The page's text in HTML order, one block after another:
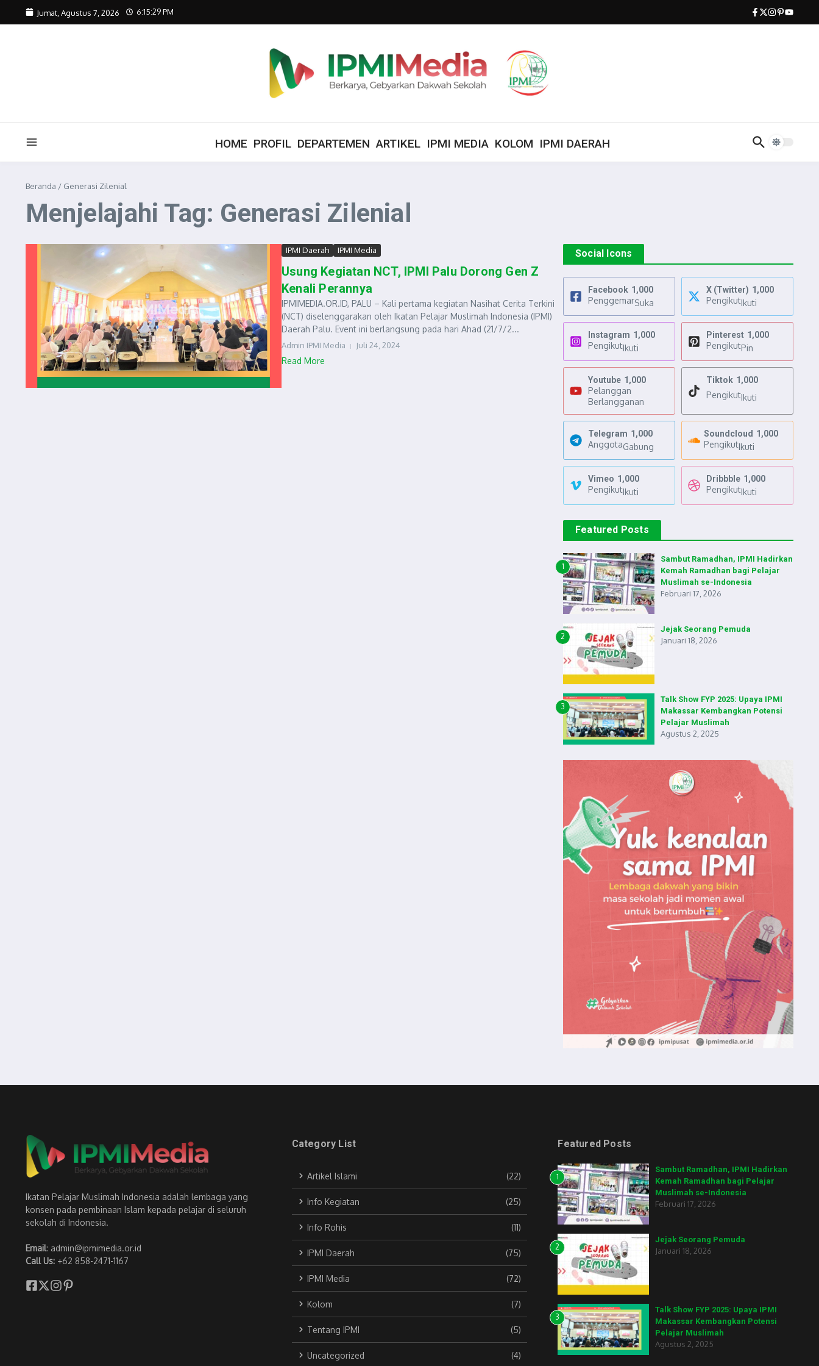
Lewati ke konten
Jumat, Agustus 7, 2026 6:15:29 PM
HOME PROFIL DEPARTEMEN ARTIKEL IPMI MEDIA KOLOM IPMI DAERAH
Beranda / Generasi Zilenial
Menjelajahi Tag: Generasi Zilenial
IPMI Daerah IPMI Media
Usung Kegiatan NCT, IPMI Palu Dorong Gen Z
Kenali Perannya
IPMIMEDIA.OR.ID, PALU – Kali pertama kegiatan Nasihat Cerita Terkini
(NCT) diselenggarakan oleh Ikatan Pelajar Muslimah Indonesia (IPMI)
Daerah Palu. Event ini berlangsung pada hari Ahad (21/7/2...
Admin IPMI Media Juli 24, 2024
Read More
Social Icons
Facebook 1,000
PenggemarSuka
X (Twitter) 1,000
PengikutIkuti
Instagram 1,000
PengikutIkuti
Pinterest 1,000
PengikutPin
Youtube 1,000
Pelanggan
Berlangganan
Tiktok 1,000
PengikutIkuti
Telegram 1,000
AnggotaGabung
Soundcloud 1,000
PengikutIkuti
Vimeo 1,000
PengikutIkuti
Dribbble 1,000
PengikutIkuti
Featured Posts
1
Sambut Ramadhan, IPMI Hadirkan
Kemah Ramadhan bagi Pelajar
Muslimah se-Indonesia
Februari 17, 2026
2
Jejak Seorang Pemuda
Januari 18, 2026
3
Talk Show FYP 2025: Upaya IPMI
Makassar Kembangkan Potensi
Pelajar Muslimah
Agustus 2, 2025
Ikatan Pelajar Muslimah Indonesia adalah lembaga yang
konsen pada pembinaan Islam kepada pelajar di seluruh
sekolah di Indonesia.
Email: admin@ipmimedia.or.id
Call Us: +62 858-2471-1167
Category List
Artikel Islami (22)
Info Kegiatan (25)
Info Rohis (11)
IPMI Daerah (75)
IPMI Media (72)
Kolom (7)
Tentang IPMI (5)
Uncategorized (4)
Featured Posts
1
Sambut Ramadhan, IPMI Hadirkan
Kemah Ramadhan bagi Pelajar
Muslimah se-Indonesia
Februari 17, 2026
2
Jejak Seorang Pemuda
Januari 18, 2026
3
Talk Show FYP 2025: Upaya IPMI
Makassar Kembangkan Potensi
Pelajar Muslimah
Agustus 2, 2025